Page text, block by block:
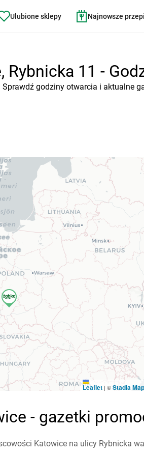
Ulubione sklepy Najnowsze
Rybnicka 11 -
godziny otwarcia i aktualne
Leaflet | ©Stadia
- gazetki
Katowice na ulicy Rybnicka